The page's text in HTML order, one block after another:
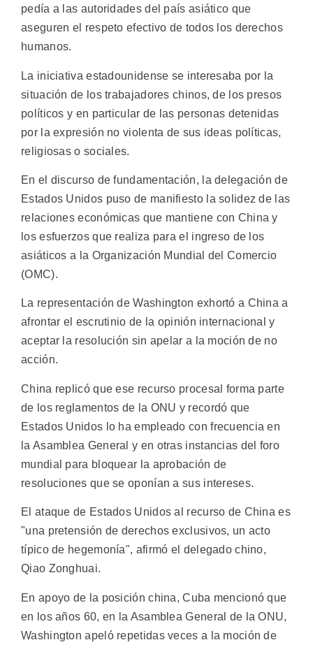
pedía a las autoridades del país asiático que
aseguren el respeto efectivo de todos los derechos
humanos.
La iniciativa estadounidense se interesaba por la
situación de los trabajadores chinos, de los presos
políticos y en particular de las personas detenidas
por la expresión no violenta de sus ideas políticas,
religiosas o sociales.
En el discurso de fundamentación, la delegación de
Estados Unidos puso de manifiesto la solidez de las
relaciones económicas que mantiene con China y
los esfuerzos que realiza para el ingreso de los
asiáticos a la Organización Mundial del Comercio
(OMC).
La representación de Washington exhortó a China a
afrontar el escrutinio de la opinión internacional y
aceptar la resolución sin apelar a la moción de no
acción.
China replicó que ese recurso procesal forma parte
de los reglamentos de la ONU y recordó que
Estados Unidos lo ha empleado con frecuencia en
la Asamblea General y en otras instancias del foro
mundial para bloquear la aprobación de
resoluciones que se oponían a sus intereses.
El ataque de Estados Unidos al recurso de China es
"una pretensión de derechos exclusivos, un acto
típico de hegemonía", afirmó el delegado chino,
Qiao Zonghuai.
En apoyo de la posición china, Cuba mencionó que
en los años 60, en la Asamblea General de la ONU,
Washington apeló repetidas veces a la moción de